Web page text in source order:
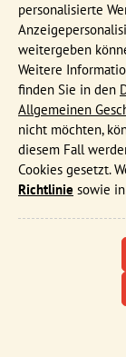
Events &
Djoser
AGB
Formblatt
Datenschutz
MEIST
personalisierte
weitergeben
Weitere
finden Sie in den
Allgemeinen
nicht möchten,
diesem Fall
Cookies gesetzt.
Richtlinie sowie
Cookies,
Nutzung
Diese